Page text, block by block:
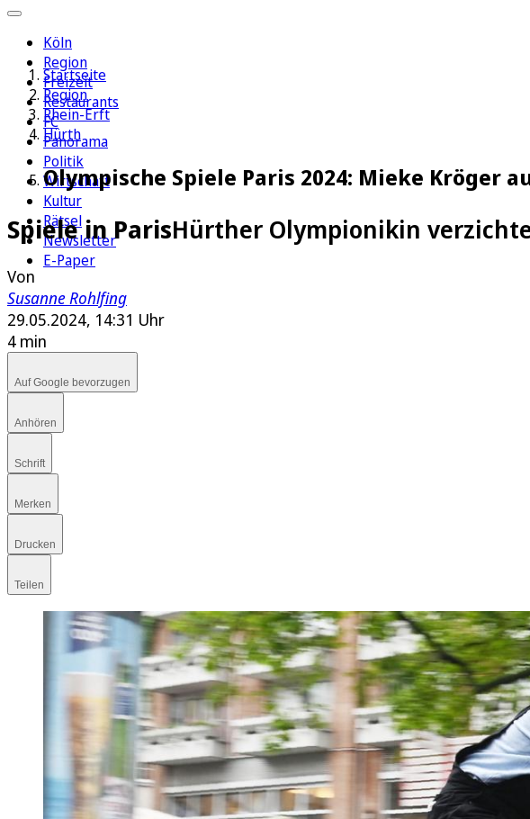
Köln
Region
Freizeit
Restaurants
FC
Panorama
Politik
Wirtschaft
Kultur
Rätsel
Newsletter
E-Paper
Startseite
Region
Rhein-Erft
Hürth
Olympische Spiele Paris 2024: Mieke Kröger
Spiele in ParisHürther Olympionikin
Von
Susanne Rohlfing
29.05.2024, 14:31 Uhr
4 min
Auf Google bevorzugen
Anhören
Schrift
Merken
Drucken
Teilen